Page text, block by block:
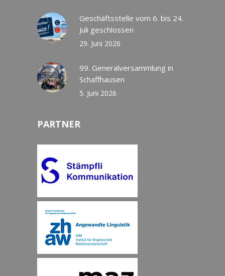
Geschäftsstelle vom 6. bis 24.
Juli geschlossen
29. Juni 2026
99. Generalversammlung in
Schaffhausen
5. Juni 2026
PARTNER